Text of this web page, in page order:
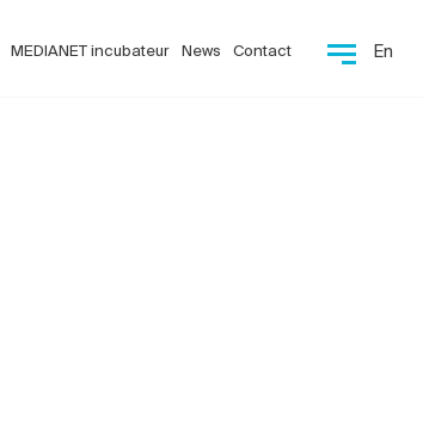
MEDIANET incubateur News Contact En